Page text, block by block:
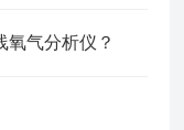
氧气分析仪？